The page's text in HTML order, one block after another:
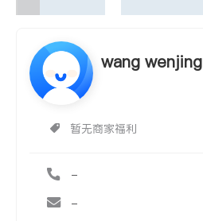
wang wenjing
暂无商家福利
-
-